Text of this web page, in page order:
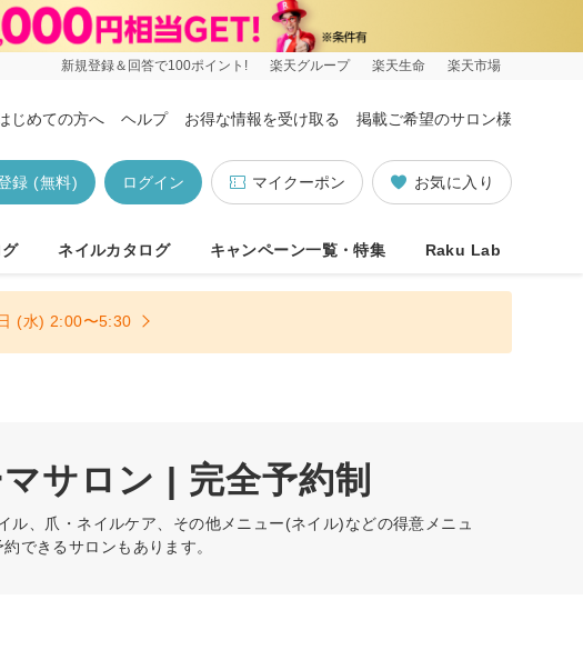
新規登録＆回答で100ポイント! 楽天グループ 楽天生命 楽天市場
じめての方へ ヘルプ お得な情報を受け取る 掲載ご希望のサロン様
お気に入り
マイクーポン
ログイン
録 (無料)
ネイルカタログ キャンペーン一覧・特集 Raku Lab
(水) 2:00〜5:30
サロン | 完全予約制
、爪・ネイルケア、その他メニュー(ネイル)などの得意メニュ
できるサロンもあります。